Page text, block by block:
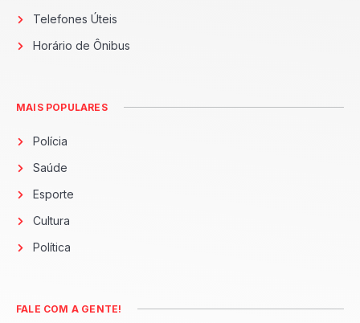
Telefones Úteis
Horário de Ônibus
MAIS POPULARES
Polícia
Saúde
Esporte
Cultura
Política
FALE COM A GENTE!